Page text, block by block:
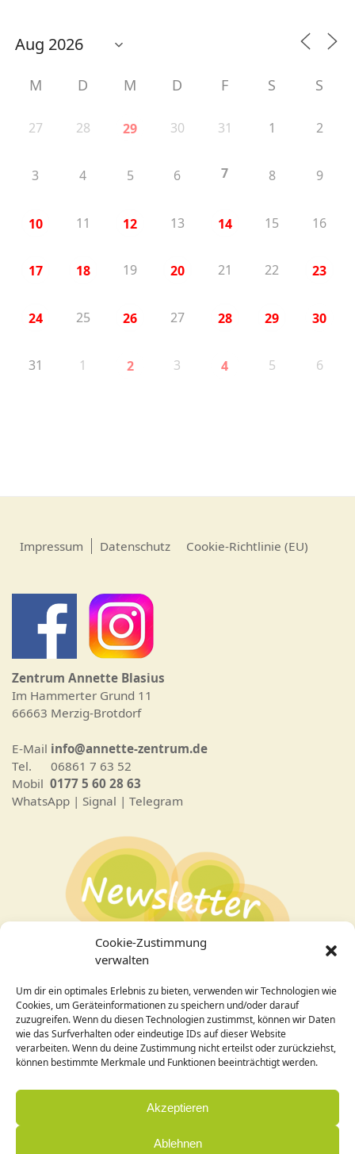
Cookie-Zustimmung
verwalten
Um dir ein optimales Erlebnis zu bieten, verwenden wir Technologien wie
Cookies, um Geräteinformationen zu speichern und/oder darauf
zuzugreifen. Wenn du diesen Technologien zustimmst, können wir Daten
wie das Surfverhalten oder eindeutige IDs auf dieser Website
verarbeiten. Wenn du deine Zustimmung nicht erteilst oder zurückziehst,
können bestimmte Merkmale und Funktionen beeinträchtigt werden.
Akzeptieren
Ablehnen
M D M D F S S
27 28 29 30 31 1 2
3 4 5 6 7 8 9
10 11 12 13 14 15 16
17 18 19 20 21 22 23
24 25 26 27 28 29 30
31 1 2 3 4 5 6
Impressum Datenschutz Cookie-Richtlinie (EU)
Zentrum Annette Blasius
Im Hammerter Grund 11
66663 Merzig-Brotdorf
E-Mail info@annette-zentrum.de
Tel. 06861 7 63 52
Mobil 0177 5 60 28 63
WhatsApp | Signal | Telegram
Bei Interesse an den Veranstaltungenhier zum
Newsletteranmelden!
Design / Programmierung: